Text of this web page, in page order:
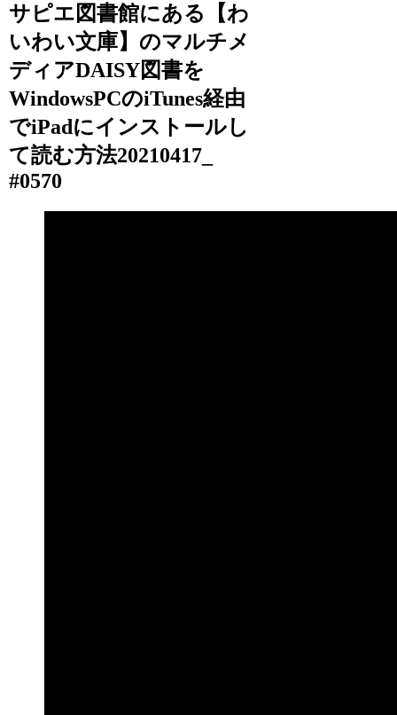
サピエ図書館にある【わ
いわい文庫】のマルチメ
ディアDAISY図書を
WindowsPCのiTunes経由
でiPadにインストールし
て読む方法20210417_
#0570